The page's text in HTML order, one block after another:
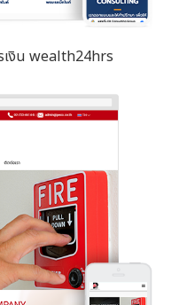
เงิน wealth24hrs